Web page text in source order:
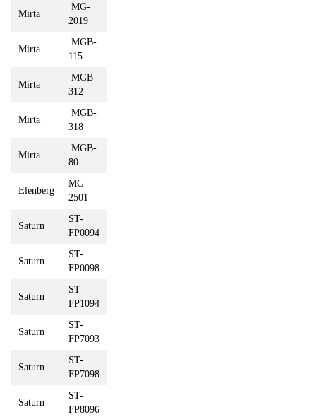
Mirta
MG-
2019
Mirta
MGB-
115
Mirta
MGB-
312
Mirta
MGB-
318
Mirta
MGB-
80
Elenberg
MG-
2501
Saturn
ST-
FP0094
Saturn
ST-
FP0098
Saturn
ST-
FP1094
Saturn
ST-
FP7093
Saturn
ST-
FP7098
Saturn
ST-
FP8096